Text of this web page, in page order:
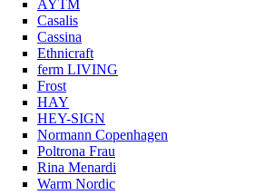
AYTM
Casalis
Cassina
Ethnicraft
ferm LIVING
Frost
HAY
HEY-SIGN
Normann Copenhagen
Poltrona Frau
Rina Menardi
Warm Nordic